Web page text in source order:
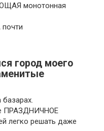
монотонная
город моего
ПРАЗДНИЧНОЕ
легко решать даже